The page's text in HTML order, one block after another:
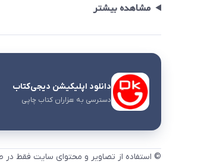
مشاهده بیشتر
دانلود اپلیکیشن دیجی‌کتاب
دسترسی به هزاران کتاب چاپی
© استفاده از تصاویر و محتوای سایت فقط